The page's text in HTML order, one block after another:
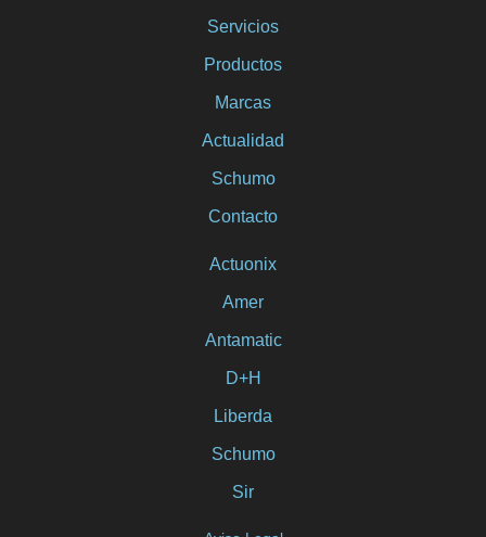
Servicios
Productos
Marcas
Actualidad
Schumo
Contacto
Actuonix
Amer
Antamatic
D+H
Liberda
Schumo
Sir